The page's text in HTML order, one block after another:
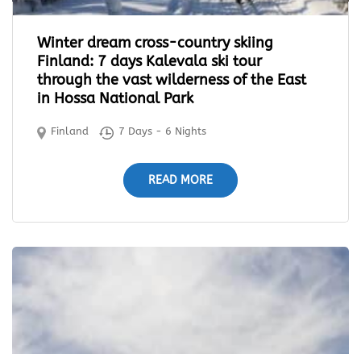
Winter dream cross-country skiing
Finland: 7 days Kalevala ski tour
through the vast wilderness of the East
in Hossa National Park
Finland 7 Days - 6 Nights
READ MORE